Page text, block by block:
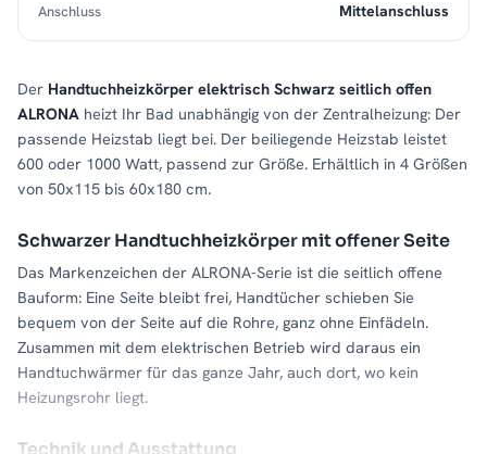
Der Handtuchheizkörper elektrisch Schwarz seitlich offen
ALRONA heizt Ihr Bad unabhängig von der Zentralheizung: Der
passende Heizstab liegt bei. Der beiliegende Heizstab leistet
600 oder 1000 Watt, passend zur Größe. Erhältlich in 4 Größen
von 50x115 bis 60x180 cm.
Schwarzer Handtuchheizkörper mit offener Seite
Das Markenzeichen der ALRONA-Serie ist die seitlich offene
Bauform: Eine Seite bleibt frei, Handtücher schieben Sie
bequem von der Seite auf die Rohre, ganz ohne Einfädeln.
Zusammen mit dem elektrischen Betrieb wird daraus ein
Handtuchwärmer für das ganze Jahr, auch dort, wo kein
Heizungsrohr liegt.
Technik und Ausstattung
Anschluss Mittelanschluss